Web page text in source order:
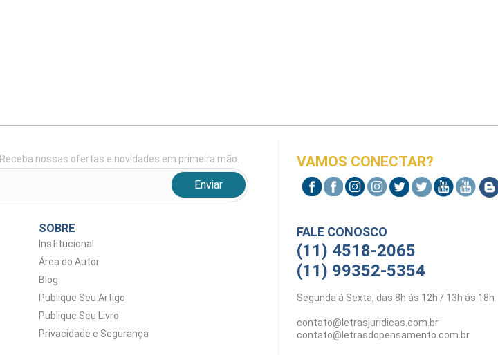
Receba nossas ofertas e novidades em primeira mão.
SOBRE
Institucional
Área do Autor
Blog
Publique Seu Artigo
Publique Seu Livro
Privacidade e Segurança
VAMOS CONECTAR?
FALE CONOSCO
(11) 4518-2065
(11) 99352-5354
Segunda á Sexta, das 8h ás 12h / 13h ás 18h
contato@letrasjuridicas.com.br
contato@letrasdopensamento.com.br